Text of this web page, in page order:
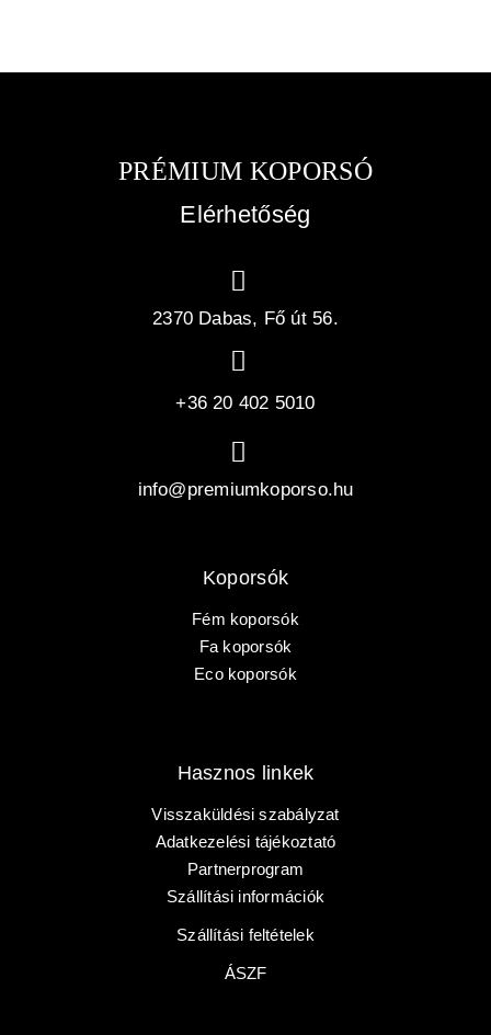
PRÉMIUM KOPORSÓ
Elérhetőség
2370 Dabas, Fő út 56.
+36 20 402 5010
info@premiumkoporso.hu
Hasznos linkek
Visszaküldési szabályzat
Adatkezelési tájékoztató
Partnerprogram
Szállítási információk
Szállítási feltételek
ÁSZF
Koporsók
Fém koporsók
Fa koporsók
Eco koporsók
PRÉMIUM KOPORSÓ
KOPORSÓS TEMETÉS